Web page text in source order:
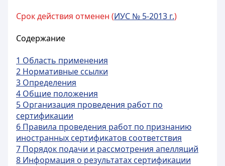
Срок действия отменен (ИУС № 5-2013 г.)
Содержание
1 Область применения
2 Нормативные ссылки
3 Определения
4 Общие положения
5 Организация проведения работ по
сертификации
6 Правила проведения работ по признанию
иностранных сертификатов соответствия
7 Порядок подачи и рассмотрения апелляций
8 Информация о результатах сертификации